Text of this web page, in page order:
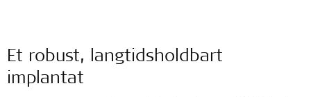
Et robust, langtidsholdbart
implantat